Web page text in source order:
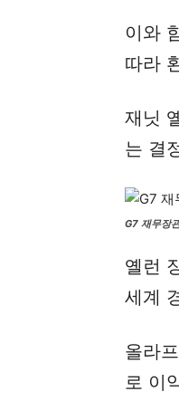
이와
따라
재닛
는 결
G7 재무장
옐런
세계
올라
로 이